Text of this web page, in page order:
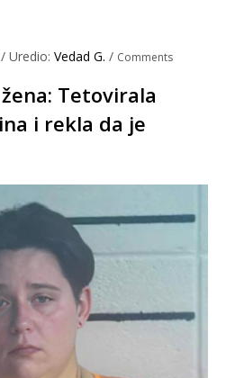
/ Uredio: Vedad G. / Comments
Tetovirala
i rekla da je